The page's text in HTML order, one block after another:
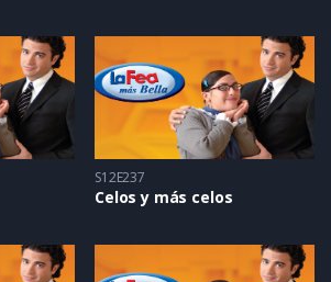
S12E237
Celos y más celos